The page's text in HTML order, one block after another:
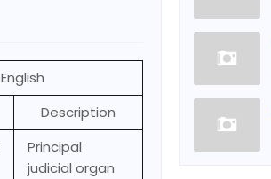
English
Description
Principal
judicial organ